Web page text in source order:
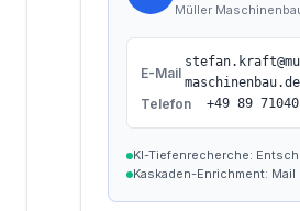
Müller
E-Mail
maschinenbau.de
Telefon +49 89
KI-Tiefenrecherche:
Kaskaden-Enrichment: